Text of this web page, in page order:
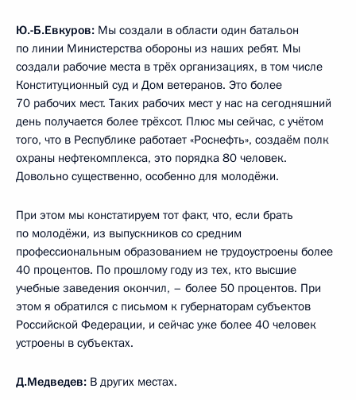
Ю.-Б.Евкуров: Мы создали в области один батальон
по линии Министерства обороны из наших ребят. Мы
создали рабочие места в трёх организациях, в том числе
Конституционный суд и Дом ветеранов. Это более
70 рабочих мест. Таких рабочих мест у нас на сегодняшний
день получается более трёхсот. Плюс мы сейчас, с учётом
того, что в Республике работает «Роснефть», создаём полк
охраны нефтекомплекса, это порядка 80 человек.
Довольно существенно, особенно для молодёжи.
При этом мы констатируем тот факт, что, если брать
по молодёжи, из выпускников со средним
профессиональным образованием не трудоустроены более
40 процентов. По прошлому году из тех, кто высшие
учебные заведения окончил, – более 50 процентов. При
этом я обратился с письмом к губернаторам субъектов
Российской Федерации, и сейчас уже более 40 человек
устроены в субъектах.
Д.Медведев: В других местах.